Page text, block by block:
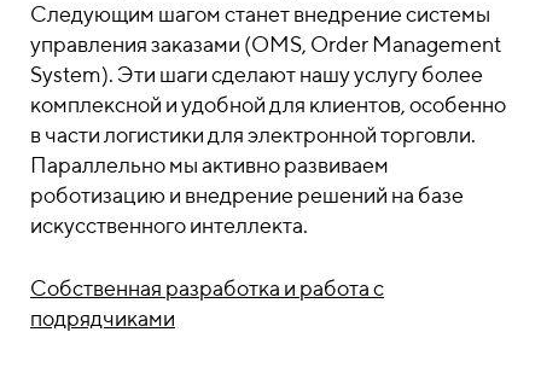
Следующим шагом станет внедрение системы
управления заказами (OMS, Order Management
System). Эти шаги сделают нашу услугу более
комплексной и удобной для клиентов, особенно
в части логистики для электронной торговли.
Параллельно мы активно развиваем
роботизацию и внедрение решений на базе
искусственного интеллекта.
Собственная разработка и работа с
подрядчиками